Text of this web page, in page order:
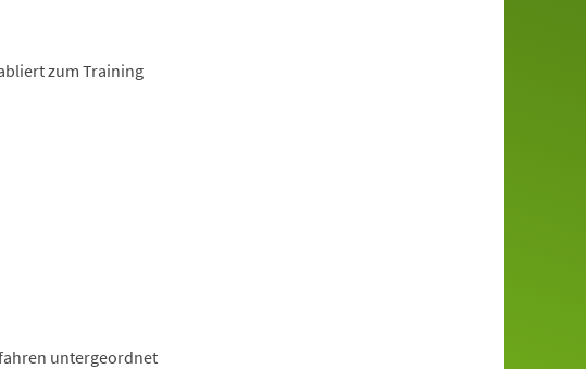
zum Training
untergeordnet